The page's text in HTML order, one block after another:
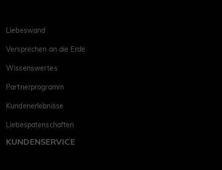
Liebeswand
Versprechen an die Erde
Wissenswertes
Partnerprogramm
Kundenerlebnisse
Liebespatenschaften
KUNDENSERVICE